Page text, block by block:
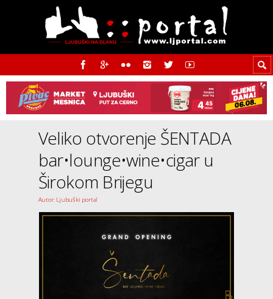
Veliko otvorenje ŠENTADA
bar•lounge•wine•cigar u
Širokom Brijegu
Autor: Ljubuški portal